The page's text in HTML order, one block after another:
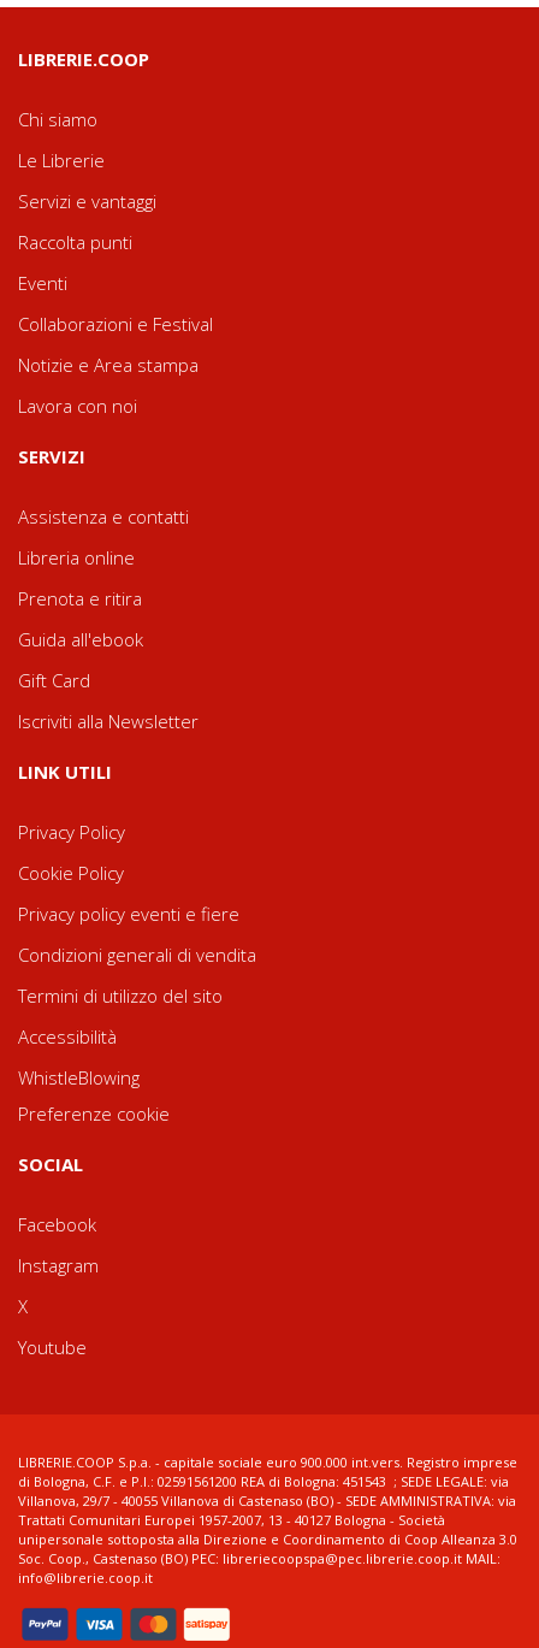
LIBRERIE.COOP
Chi siamo
Le Librerie
Servizi e vantaggi
Raccolta punti
Eventi
Collaborazioni e Festival
Notizie e Area stampa
Lavora con noi
SERVIZI
Assistenza e contatti
Libreria online
Prenota e ritira
Guida all'ebook
Gift Card
Iscriviti alla Newsletter
LINK UTILI
Privacy Policy
Cookie Policy
Privacy policy eventi e fiere
Condizioni generali di vendita
Termini di utilizzo del sito
Accessibilità
WhistleBlowing
Preferenze cookie
SOCIAL
Facebook
Instagram
X
Youtube
LIBRERIE.COOP S.p.a. - capitale sociale euro 900.000 int.vers. Registro imprese
di Bologna, C.F. e P.I.: 02591561200 REA di Bologna: 451543 ; SEDE LEGALE: via
Villanova, 29/7 - 40055 Villanova di Castenaso (BO) - SEDE AMMINISTRATIVA: via
Trattati Comunitari Europei 1957-2007, 13 - 40127 Bologna - Società
unipersonale sottoposta alla Direzione e Coordinamento di Coop Alleanza 3.0
Soc. Coop., Castenaso (BO) PEC: libreriecoopspa@pec.librerie.coop.it MAIL:
info@librerie.coop.it